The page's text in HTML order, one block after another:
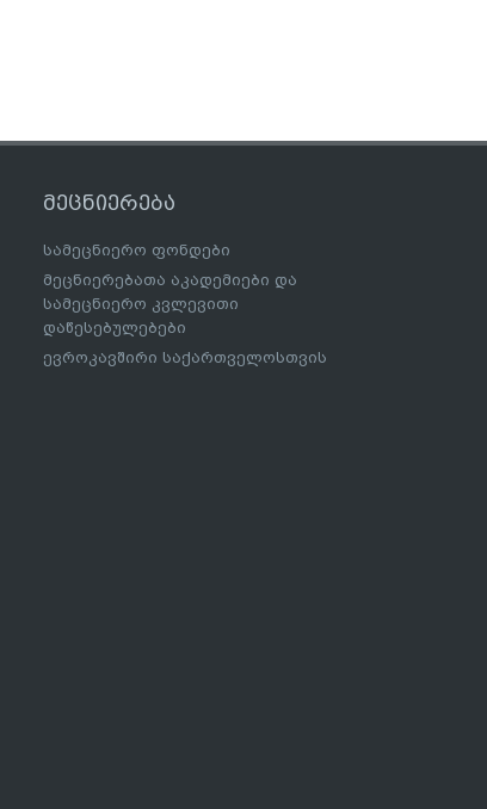
მეცნიერება
სამეცნიერო ფონდები
მეცნიერებათა აკადემიები და
სამეცნიერო კვლევითი
დაწესებულებები
ევროკავშირი საქართველოსთვის